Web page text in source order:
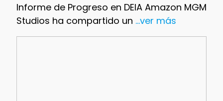
Informe de Progreso en DEIA Amazon MGM
Studios ha compartido un ...ver más